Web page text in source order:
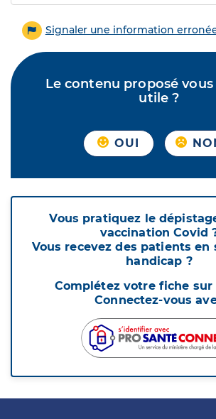
Signaler une information
Le contenu proposé
utile ?
OUI
Vous pratiquez le
vaccination Covid
Vous recevez des patients
handicap ?
Complétez votre fiche sur
Connectez-vous